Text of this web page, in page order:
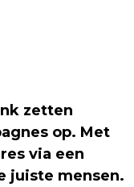
zetten
op. Met
via een
juiste mensen.